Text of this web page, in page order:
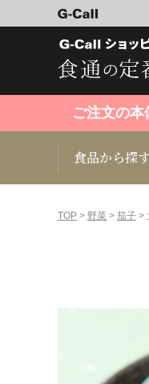
ご注文の本
食品から探
TOP > 野菜 > 茄子 >